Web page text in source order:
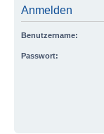
Anmelden
Benutzername:
Passwort: